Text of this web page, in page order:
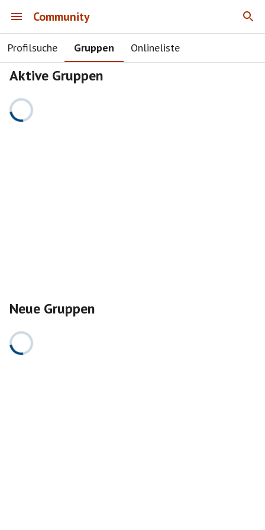
Community
Profilsuche Gruppen Onlineliste
Aktive Gruppen
Neue Gruppen